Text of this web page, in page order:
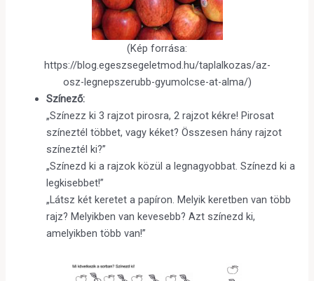
(Kép forrása:
https://blog.egeszsegeletmod.hu/taplalkozas/az-
osz-legnepszerubb-gyumolcse-at-alma/)
Színező:
„Színezz ki 3 rajzot pirosra, 2 rajzot kékre! Pirosat
színeztél többet, vagy kéket? Összesen hány rajzot
színeztél ki?”
„Színezd ki a rajzok közül a legnagyobbat. Színezd ki a
legkisebbet!”
„Látsz két keretet a papíron. Melyik keretben van több
rajz? Melyikben van kevesebb? Azt színezd ki,
amelyikben több van!”